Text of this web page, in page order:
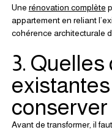
Une rénovation complète
appartement en reliant
cohérence architecturale
3.
conserver
Avant de transformer, il